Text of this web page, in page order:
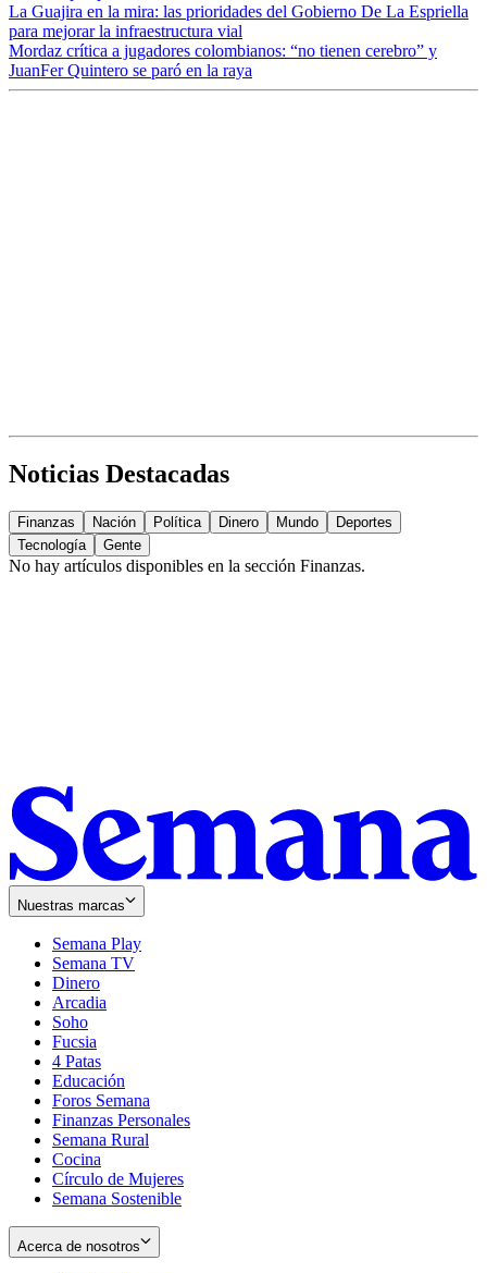
La Guajira en la mira: las prioridades del Gobierno De La Espriella
para mejorar la infraestructura vial
Mordaz crítica a jugadores colombianos: “no tienen cerebro” y
JuanFer Quintero se paró en la raya
Noticias Destacadas
Finanzas Nación Política Dinero Mundo
Deportes
Tecnología
Gente
No hay artículos disponibles en la sección Finanzas.
Nuestras marcas
Semana Play
Semana TV
Dinero
Arcadia
Soho
in
new
window
Fucsia
in
new
window
4 Patas
Educación
Foros Semana
Finanzas Personales
Semana Rural
Cocina
Círculo de Mujeres
Semana Sostenible
Acerca de nosotros